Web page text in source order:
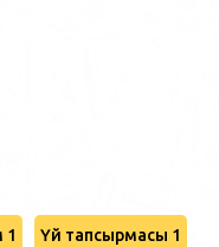
1 Үй тапсырмасы 1